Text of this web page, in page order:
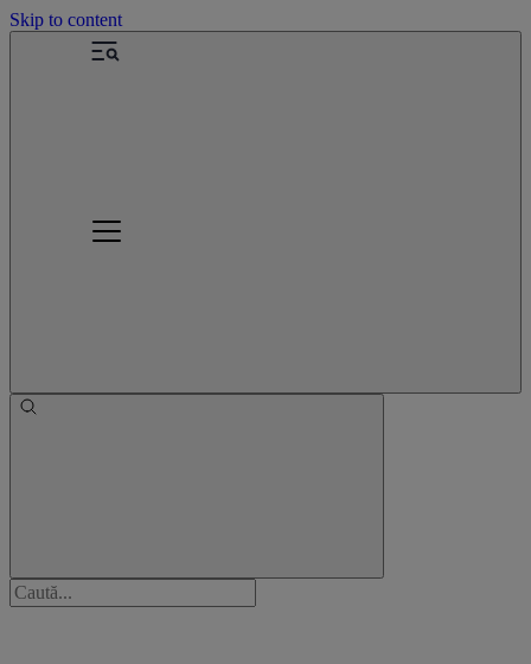
Skip to content